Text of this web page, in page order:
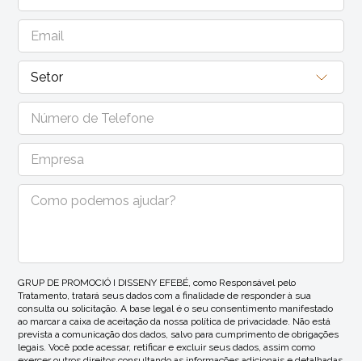
GRUP DE PROMOCIÓ I DISSENY EFEBÉ, como Responsável pelo
Tratamento, tratará seus dados com a finalidade de responder à sua
consulta ou solicitação. A base legal é o seu consentimento manifestado
ao marcar a caixa de aceitação da nossa política de privacidade. Não está
prevista a comunicação dos dados, salvo para cumprimento de obrigações
legais. Você pode acessar, retificar e excluir seus dados, assim como